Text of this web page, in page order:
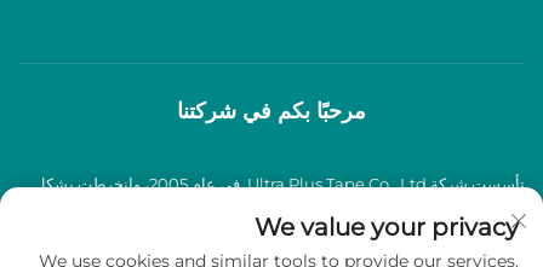
مرحبًا بكم في شركتنا
تأسست شركة Ultra Plus Tape Co., Ltd. في عام 2005، وانخرطت بشكل
عميق في صناعة شرائط اللصق BOPP لأكثر من عقدين من الزمان، وتخصصت
في إنتاج وبيع شرائط لاصقة BOPP عالية الجودة.
We value your privacy
We use cookies and similar tools to provide our services.